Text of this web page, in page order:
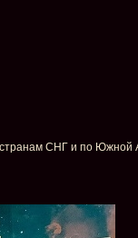
СНГ и по